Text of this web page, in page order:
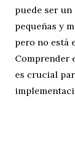
puede ser un
pequeñas y
pero no está
Comprender
es crucial